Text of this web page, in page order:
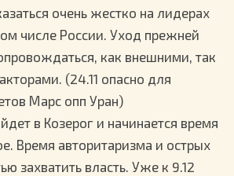
очень жестко на лидерах
числе России. Уход прежней
как внешними, так
(24.11 опасно для
Марс опп Уран)
в Козерог и начинается время
Время авторитаризма и острых
захватить власть. Уже к 9.12